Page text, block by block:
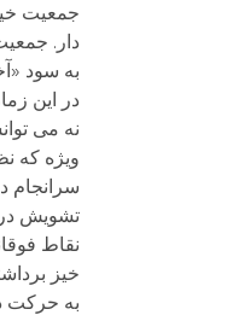
جمعیت
دار.
به سود
در این
نه می
ویژه که
سرانجام
تشویش
نقاط
خیز
به حرکت